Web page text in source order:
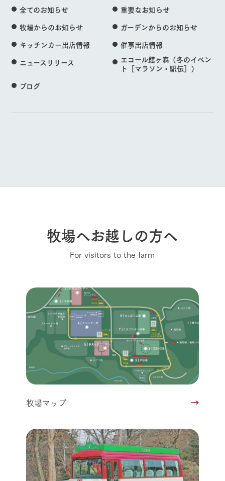
全てのお知らせ
重要なお知らせ
牧場からのお知らせ
ガーデンからのお知らせ
キッチンカー出店情報
催事出店情報
ニュースリリース
エコール館ヶ森（冬のイベン
ト［マラソン・駅伝］）
ブログ
牧場へお越しの方へ
For visitors to the farm
牧場マップ